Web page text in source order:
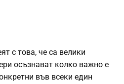
с това, че са велики
осъзнават колко важно е
във всеки един